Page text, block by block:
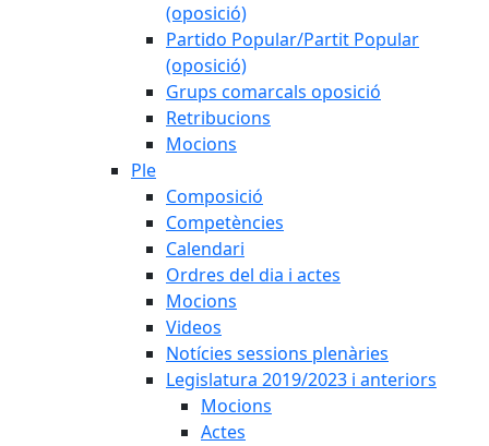
(oposició)
Partido Popular/Partit Popular
(oposició)
Grups comarcals oposició
Retribucions
Mocions
Ple
Composició
Competències
Calendari
Ordres del dia i actes
Mocions
Videos
Notícies sessions plenàries
Legislatura 2019/2023 i anteriors
Mocions
Actes